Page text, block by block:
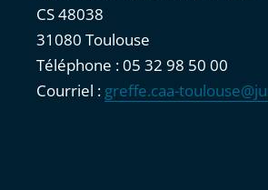
CS 48038
31080 Toulouse
Téléphone : 05 32 98 50 00
Courriel : greffe.caa-